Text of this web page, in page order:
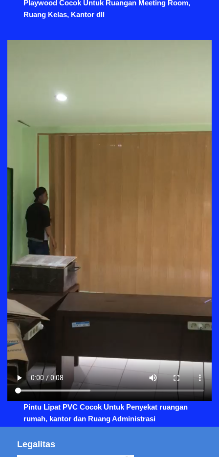
Playwood Cocok Untuk Ruangan Meeting Room,
Ruang Kelas, Kantor dll
Pintu Lipat PVC Cocok Untuk Penyekat ruangan
rumah, kantor dan Ruang Administrasi
Legalitas